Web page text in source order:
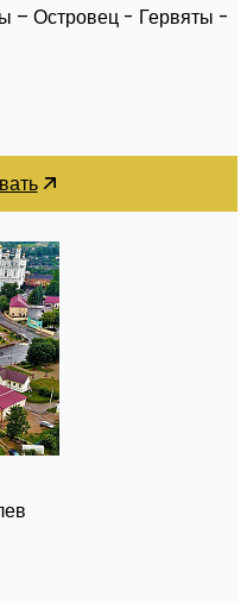
– Островец - Гервяты -